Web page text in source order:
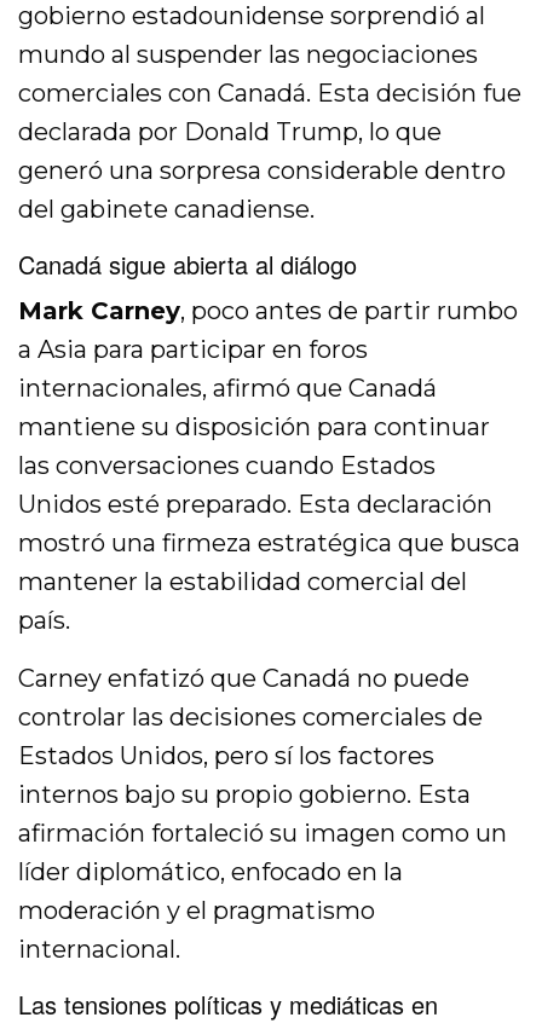
gobierno estadounidense sorprendió al
mundo al suspender las negociaciones
comerciales con Canadá. Esta decisión fue
declarada por Donald Trump, lo que
generó una sorpresa considerable dentro
del gabinete canadiense.
Canadá sigue abierta al diálogo
Mark Carney, poco antes de partir rumbo
a Asia para participar en foros
internacionales, afirmó que Canadá
mantiene su disposición para continuar
las conversaciones cuando Estados
Unidos esté preparado. Esta declaración
mostró una firmeza estratégica que busca
mantener la estabilidad comercial del
país.
Carney enfatizó que Canadá no puede
controlar las decisiones comerciales de
Estados Unidos, pero sí los factores
internos bajo su propio gobierno. Esta
afirmación fortaleció su imagen como un
líder diplomático, enfocado en la
moderación y el pragmatismo
internacional.
Las tensiones políticas y mediáticas en